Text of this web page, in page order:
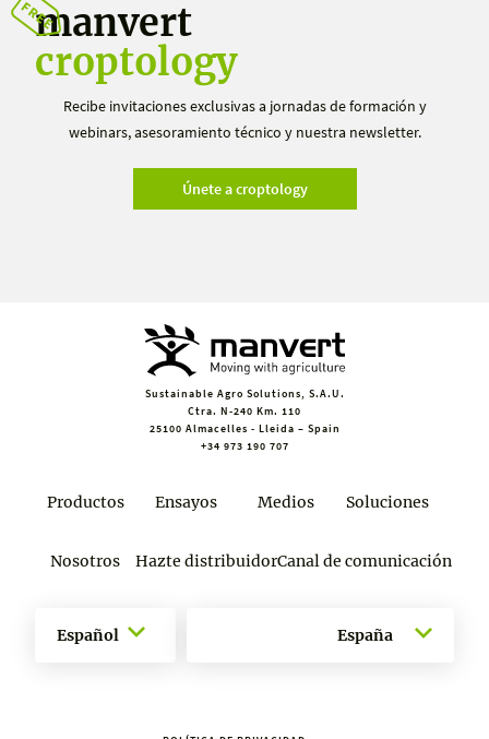
manvert
croptology
Recibe invitaciones exclusivas a jornadas de formación y
webinars, asesoramiento técnico y nuestra newsletter.
Únete a croptology
Sustainable Agro Solutions, S.A.U.
Ctra. N-240 Km. 110
25100 Almacelles - Lleida – Spain
+34 973 190 707
Productos Ensayos Medios Soluciones
Nosotros Hazte distribuidorCanal de comunicación
Español España